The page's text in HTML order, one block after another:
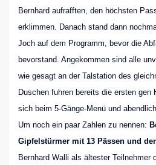
Bernhard aufrafften, den höchsten
erklimmen. Danach stand dann
Joch auf dem Programm, bevor die
bevorstand. Angekommen sind alle
wie gesagt an der Talstation des
Duschen fuhren bereits die ersten gen
sich beim 5-Gänge-Menü und
Um noch ein paar Zahlen zu nennen:
Gipfelstürmer mit 13 Pässen und
Bernhard Walli als ältester Teilnehmer